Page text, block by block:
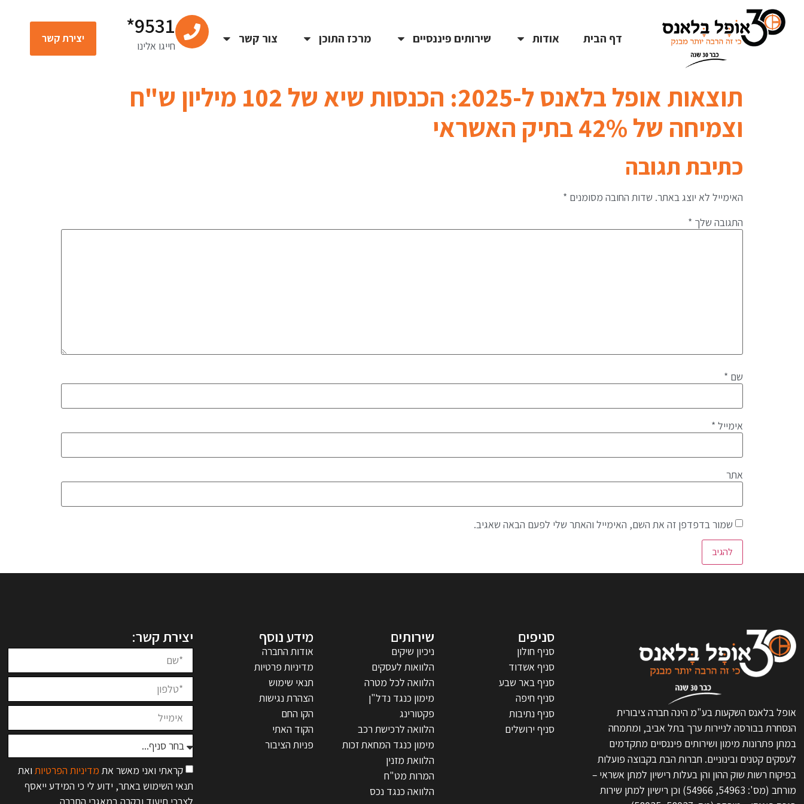
דף הבית אודות שירותים פיננסיים מרכז התוכן צור קשר 9531*
חייגו אלינו
יצירת קשר
תוצאות אופל בלאנס ל-2025: הכנסות שיא של 102 מיליון ש"ח
וצמיחה של 42% בתיק האשראי
כתיבת תגובה
האימייל לא יוצג באתר. שדות החובה מסומנים *
התגובה שלך *
שם *
אימייל *
אתר
שמור בדפדפן זה את השם, האימייל והאתר שלי לפעם הבאה שאגיב.
אופל בלאנס השקעות בע"מ הינה חברה ציבורית
הנסחרת בבורסה לניירות ערך בתל אביב, ומתמחה
במתן פתרונות מימון ושירותים פיננסיים מתקדמים
לעסקים קטנים ובינוניים. חברות הבת בקבוצה פועלות
בפיקוח רשות שוק ההון והן בעלות רישיון למתן אשראי –
מורחב (מס': 54963, 54966) וכן רישיון למתן שירות
סניפים
סניף חולון
סניף אשדוד
סניף באר שבע
סניף חיפה
סניף נתיבות
סניף ירושלים
שירותים
ניכיון שיקים
הלוואות לעסקים
הלוואה לכל מטרה
מימון כנגד נדל"ן
פקטורינג
הלוואה לרכישת רכב
מימון כנגד המחאת זכות
הלוואת מזנין
המרות מט"ח
הלוואה כנגד נכס
מידע נוסף
אודות החברה
מדיניות פרטיות
תנאי שימוש
הצהרת נגישות
הקו החם
הקוד האתי
פניות הציבור
יצירת קשר:
קראתי ואני מאשר את מדיניות הפרטיות ואת
תנאי השימוש באתר, ידוע לי כי המידע ייאסף